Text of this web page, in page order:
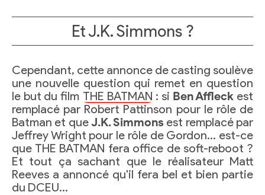
Et J.K. Simmons ?
Cependant, cette annonce de casting soulève
une nouvelle question qui remet en question
le but du film THE BATMAN : si Ben Affleck est
remplacé par Robert Pattinson pour le rôle de
Batman et queJ.K. Simmons est remplacé par
Jeffrey Wright pour le rôle de Gordon… est-ce
que THE BATMAN fera office de soft-reboot ?
Et tout ça sachant que le réalisateur Matt
Reeves a annoncé qu'il fera bel et bien partie
du DCEU…